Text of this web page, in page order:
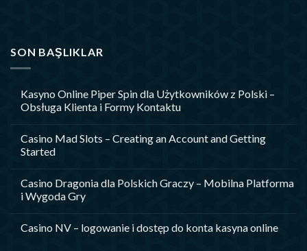
SON BAŞLIKLAR
Kasyno Online Piper Spin dla Użytkowników z Polski –
Obsługa Klienta i Formy Kontaktu
Casino Mad Slots – Creating an Account and Getting
Started
Casino Dragonia dla Polskich Graczy – Mobilna Platforma
i Wygoda Gry
Casino NV – logowanie i dostęp do konta kasyna online